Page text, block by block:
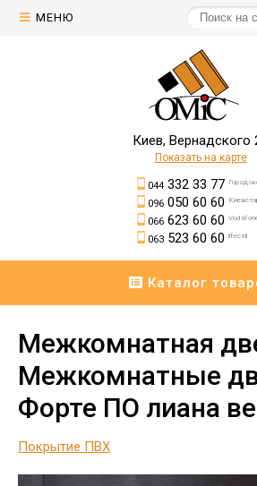
МЕНЮ
Киев, Вернадского
Показать на карте
044332 33 77
096050 60 60
066623 60 60
063523 60 60 lifecell
Каталог
Межкомнатная
Межкомнатные
Форте ПО лиана
Покрытие ПВХ